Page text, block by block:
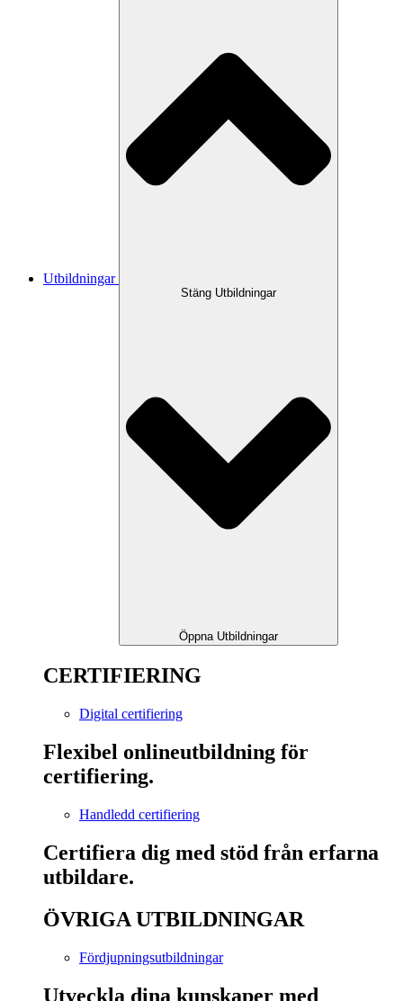
Utbildningar
Stäng Utbildningar
Öppna Utbildningar
CERTIFIERING
Digital certifiering
Flexibel onlineutbildning för
certifiering.
Handledd certifiering
Certifiera dig med stöd från erfarna
utbildare.
ÖVRIGA UTBILDNINGAR
Fördjupningsutbildningar
Utveckla dina kunskaper med